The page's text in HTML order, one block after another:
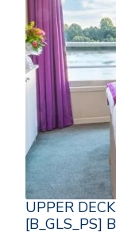
UPPER
[B_GLS_PS]